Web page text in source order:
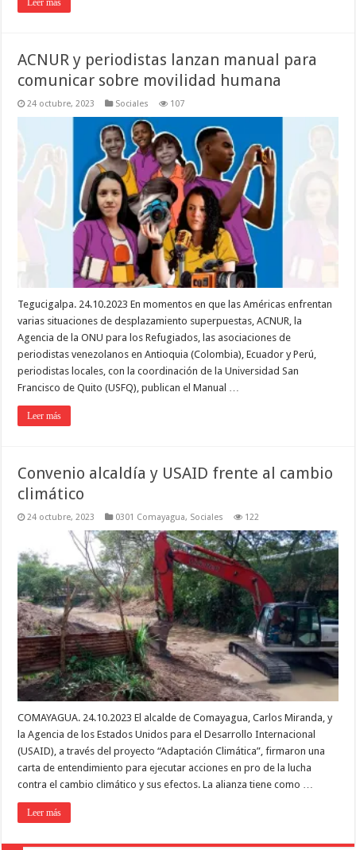
Leer más
ACNUR y periodistas lanzan manual para
comunicar sobre movilidad humana
24 octubre, 2023 Sociales 107
Tegucigalpa. 24.10.2023 En momentos en que las Américas enfrentan
varias situaciones de desplazamiento superpuestas, ACNUR, la
Agencia de la ONU para los Refugiados, las asociaciones de
periodistas venezolanos en Antioquia (Colombia), Ecuador y Perú,
periodistas locales, con la coordinación de la Universidad San
Francisco de Quito (USFQ), publican el Manual …
Leer más
Convenio alcaldía y USAID frente al cambio
climático
24 octubre, 2023 0301 Comayagua, Sociales 122
COMAYAGUA. 24.10.2023 El alcalde de Comayagua, Carlos Miranda, y
la Agencia de los Estados Unidos para el Desarrollo Internacional
(USAID), a través del proyecto “Adaptación Climática”, firmaron una
carta de entendimiento para ejecutar acciones en pro de la lucha
contra el cambio climático y sus efectos. La alianza tiene como …
Leer más